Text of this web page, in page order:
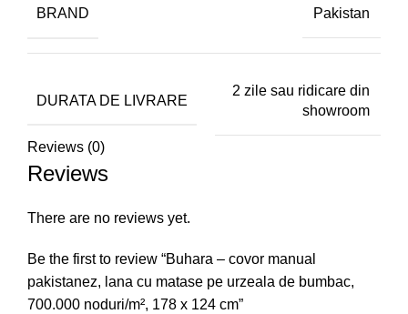
BRAND Pakistan
DURATA DE LIVRARE
2 zile sau ridicare din
showroom
Reviews (0)
Reviews
There are no reviews yet.
Be the first to review “Buhara – covor manual
pakistanez, lana cu matase pe urzeala de bumbac,
700.000 noduri/m², 178 x 124 cm”